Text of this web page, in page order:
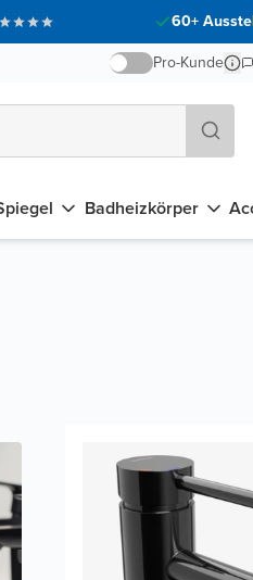
60+
Pro-Kunde
Badheizkörper